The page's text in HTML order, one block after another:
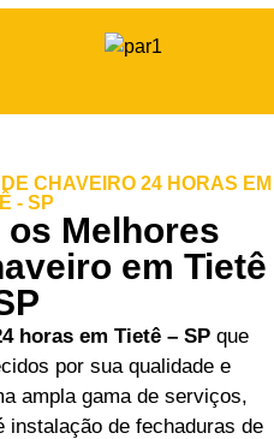
CHAVEIRO 24 HORAS EM
- SP
Melhores
em Tietê
horas em Tietê – SP que
por sua qualidade e
ampla gama de serviços,
instalação de fechaduras de